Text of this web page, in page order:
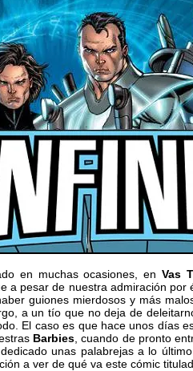
en muchas ocasiones, en Vas
a pesar de nuestra admiración
guiones mierdosos y más
a un tío que no deja de
El caso es que hace unos días
Barbies , cuando de pronto
unas palabrejas a lo
a ver de qué va este cómic